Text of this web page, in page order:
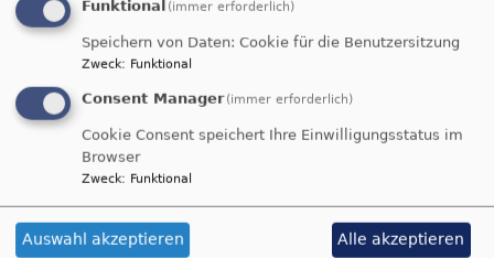
Du bist der Gott, der mir hilft; täglich harre
ich auf dich.
Psalm 25,5
Bittet, so wird euch gegeben; suchet, so
werdet ihr finden; klopfet an, so wird euch
Funktional (immer erforderlich)
Speichern von Daten: Cookie für die Benutzersitzung
Zweck: Funktional
Consent Manager (immer erforderlich)
Cookie Consent speichert Ihre Einwilligungsstatus im
Browser
Zweck: Funktional
Auswahl akzeptieren Alle akzeptieren